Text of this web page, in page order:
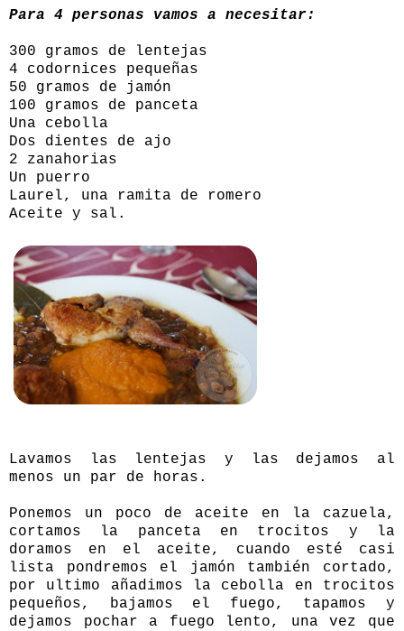
Para 4 personas vamos a necesitar:
300 gramos de lentejas
4 codornices pequeñas
50 gramos de jamón
100 gramos de panceta
Una cebolla
Dos dientes de ajo
2 zanahorias
Un puerro
Laurel, una ramita de romero
Aceite y sal.
Lavamos las lentejas y las dejamos al
menos un par de horas.
Ponemos un poco de aceite en la cazuela,
cortamos la panceta en trocitos y la
doramos en el aceite, cuando esté casi
lista pondremos el jamón también cortado,
por ultimo añadimos la cebolla en trocitos
pequeños, bajamos el fuego, tapamos y
dejamos pochar a fuego lento, una vez que